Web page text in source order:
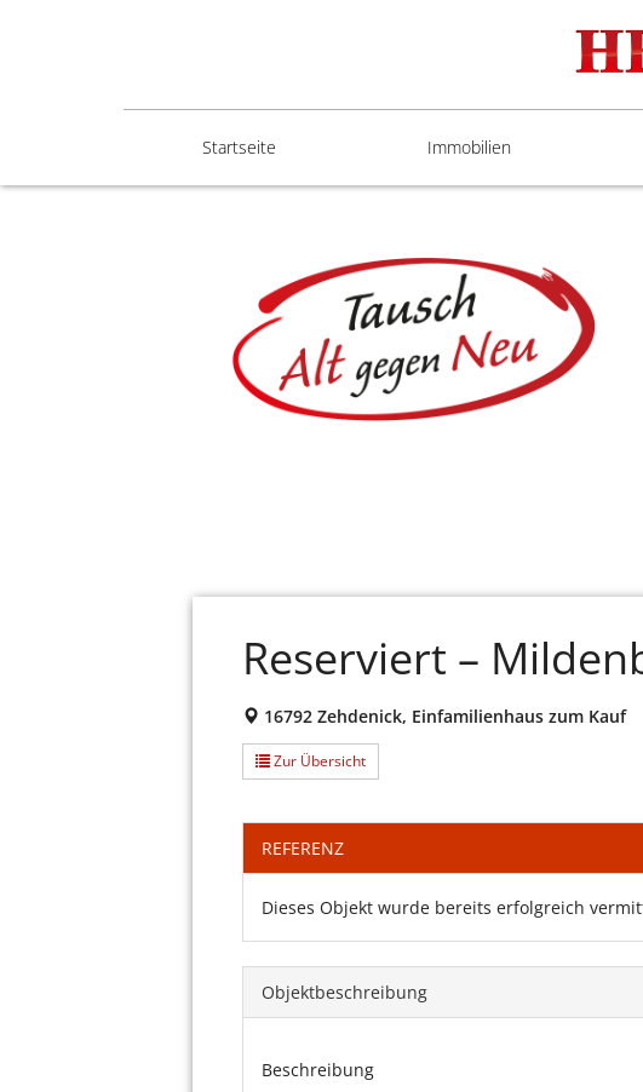
Startseite Immobilien
Reserviert –
16792 Zehdenick, Einfamilienhaus zum Kauf
Zur Übersicht
REFERENZ
Dieses Objekt wurde bereits erfolgreich
Objekt­beschreibung
Beschreibung